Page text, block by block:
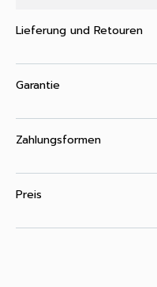
Lieferung und Retouren
Garantie
Zahlungsformen
Preis